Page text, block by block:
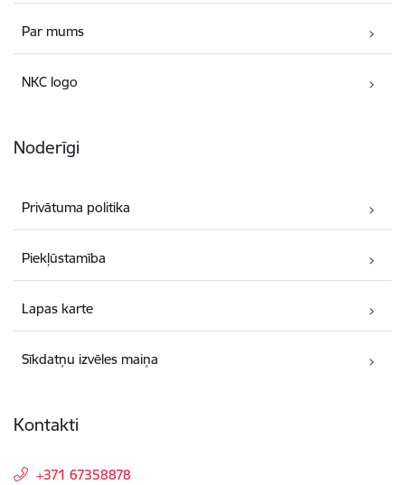
Par mums
NKC logo
Noderīgi
Privātuma politika
Piekļūstamība
Lapas karte
Sīkdatņu izvēles maiņa
Kontakti
+371 67358878